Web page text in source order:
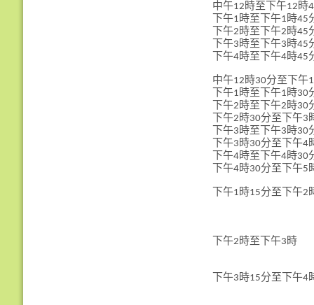
中午12時至下午12時
下午1時至下午1時45
下午2時至下午2時45
下午3時至下午3時45
下午4時至下午4時45
中午12時30分至下午
下午1時至下午1時30
下午2時至下午2時30
下午2時30分至下午3
下午3時至下午3時30
下午3時30分至下午4
下午4時至下午4時30
下午4時30分至下午5
下午1時15分至下午2
下午2時至下午3時
下午3時15分至下午4